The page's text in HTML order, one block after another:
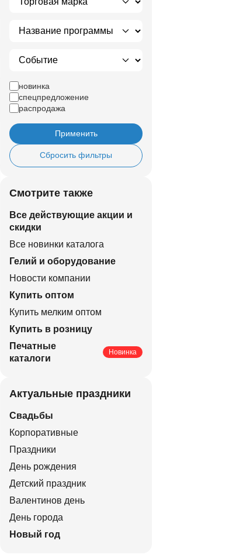
новинка
спецпредложение
распродажа
Применить
Сбросить фильтры
Смотрите также
Все действующие акции и
скидки
Все новинки каталога
Гелий и оборудование
Новости компании
Купить оптом
Купить мелким оптом
Купить в розницу
Печатные
каталоги
Новинка
Актуальные праздники
Свадьбы
Корпоративные
Праздники
День рождения
Детский праздник
Валентинов день
День города
Новый год